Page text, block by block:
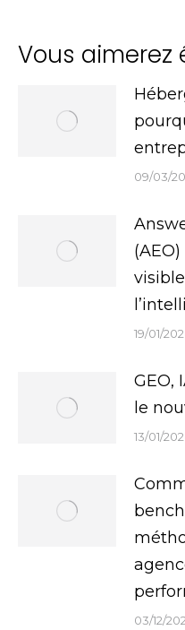
Vous aimerez
09/03/
19/01/
GEO,
le
13/01/
03/12/